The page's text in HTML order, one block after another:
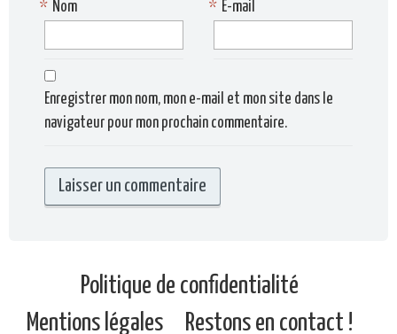
Nom
* E-mail
*
Enregistrer mon nom, mon e-mail et mon site dans le
navigateur pour mon prochain commentaire.
Politique de confidentialité
Mentions légales
Restons en contact !